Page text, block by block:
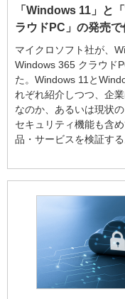
「Windows 11」と
ラウドPC」の発売で
マイクロソフト社が、
Windows 365 クラウド
た。Windows 11と
れぞれ紹介しつつ、企
なのか、あるいは現状の
セキュリティ機能も含
品・サービスを検証する